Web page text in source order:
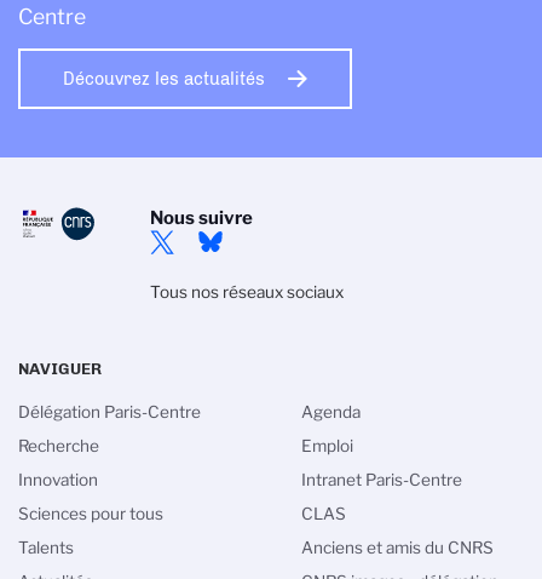
Centre
Découvrez les actualités
Nous suivre
Tous nos réseaux sociaux
NAVIGUER
Délégation Paris-Centre
Recherche
Innovation
Sciences pour tous
Talents
Agenda
Emploi
Intranet Paris-Centre
CLAS
Anciens et amis du CNRS